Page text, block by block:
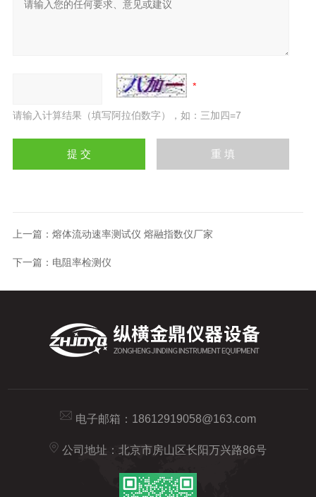
请输入计算结果（填写阿拉伯数字），如：三加四=7
上一篇： 熔体流动速率测试仪 熔融指数仪厂家
下一篇： 电阻率检测仪
电子邮箱： 18612919058@163.com
公司地址：北京市房山区长阳万兴路86号